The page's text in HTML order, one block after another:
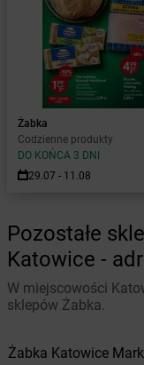
Żabka
Codzienne produkty
DO KOŃCA 3 DNI
29.07 - 11.08
Pozostałe
Katowice -
W miejscowości
sklepów Żabka.
Żabka Katowice